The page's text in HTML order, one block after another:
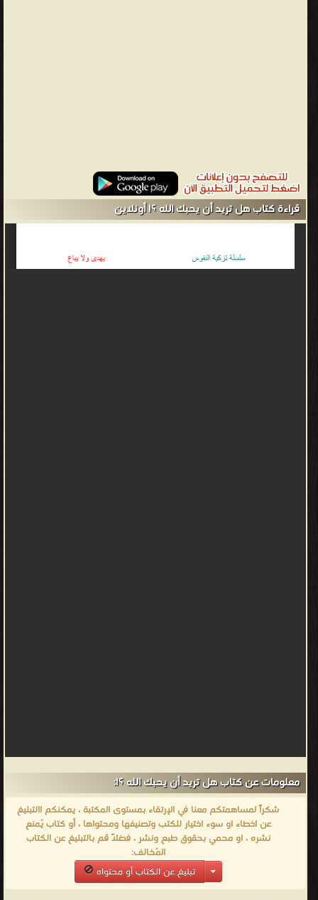
الآية
الكريمة
قالقراءة كتاب هل تريد أن يحبك الله ؟! أونلاين
معلومات عن كتاب هل تريد أن يحبك الله ؟!:
شكراً لمساهمتكم معنا في الإرتقاء بمستوى المكتبة ، يمكنكم االتبليغ
عن اخطاء او سوء اختيار للكتب وتصنيفها ومحتواها ، أو كتاب يُمنع
نشره ، او محمي بحقوق طبع ونشر ، فضلاً قم بالتبليغ عن الكتاب
المُخالف:
تبليغ عن الكتاب أو محتواه